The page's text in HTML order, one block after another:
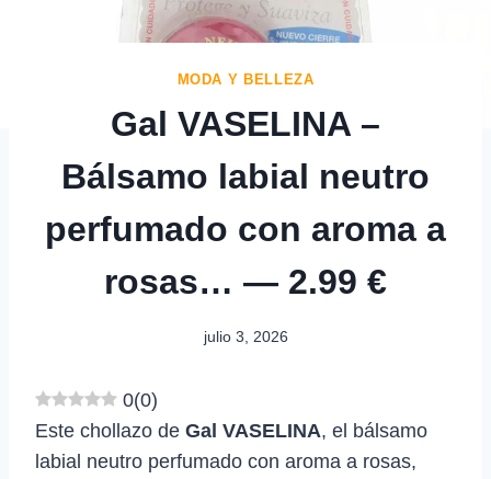
MODA Y BELLEZA
Gal VASELINA –
Bálsamo labial neutro
perfumado con aroma a
rosas… — 2.99 €
julio 3, 2026
0(0)
Este chollazo de Gal VASELINA, el bálsamo
labial neutro perfumado con aroma a rosas,